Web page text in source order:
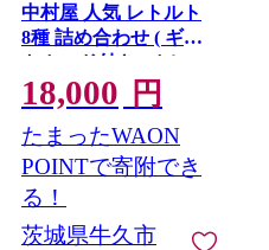
中村屋 人気 レトルト
8種 詰め合わせ ( ギフ
トカード付き ) カレー
シチュー ビーフシチ
ュー 洋食 時短 カリー
保存用 ストック用 非
常用 老舗 電子レンジ
調理可 スパイシー チ
キン ビーフ ベジタブ
ル バターチキン 夏 ギ
18,000 円
たまったWAON
POINTで寄附でき
る！
茨城県牛久市